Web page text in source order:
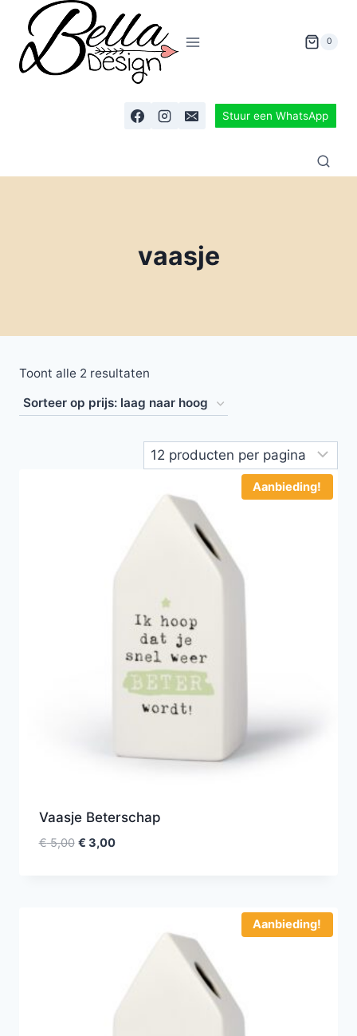
0
Stuur een WhatsApp
vaasje
Toont alle 2 resultaten
Aanbieding!
Vaasje Beterschap
€5,00 € 3,00
Aanbieding!